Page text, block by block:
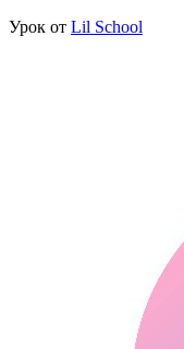
Урок от Lil School